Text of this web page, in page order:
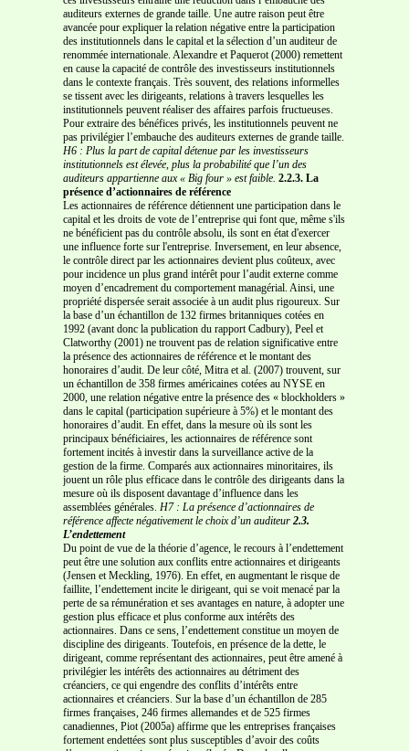
auditeurs externes de grande taille. Une autre raison peut être
avancée pour expliquer la relation négative entre la participation
des institutionnels dans le capital et la sélection d’un auditeur de
renommée internationale. Alexandre et Paquerot (2000) remettent
en cause la capacité de contrôle des investisseurs institutionnels
dans le contexte français. Très souvent, des relations informelles
se tissent avec les dirigeants, relations à travers lesquelles les
institutionnels peuvent réaliser des affaires parfois fructueuses.
Pour extraire des bénéfices privés, les institutionnels peuvent ne
pas privilégier l’embauche des auditeurs externes de grande taille.
H6 : Plus la part de capital détenue par les investisseurs
institutionnels est élevée, plus la probabilité que l’un des
auditeurs appartienne aux « Big four » est faible. 2.2.3. La
présence d’actionnaires de référence
Les actionnaires de référence détiennent une participation dans le
capital et les droits de vote de l’entreprise qui font que, même s'ils
ne bénéficient pas du contrôle absolu, ils sont en état d'exercer
une influence forte sur l'entreprise. Inversement, en leur absence,
le contrôle direct par les actionnaires devient plus coûteux, avec
pour incidence un plus grand intérêt pour l’audit externe comme
moyen d’encadrement du comportement managérial. Ainsi, une
propriété dispersée serait associée à un audit plus rigoureux. Sur
la base d’un échantillon de 132 firmes britanniques cotées en
1992 (avant donc la publication du rapport Cadbury), Peel et
Clatworthy (2001) ne trouvent pas de relation significative entre
la présence des actionnaires de référence et le montant des
honoraires d’audit. De leur côté, Mitra et al. (2007) trouvent, sur
un échantillon de 358 firmes américaines cotées au NYSE en
2000, une relation négative entre la présence des « blockholders »
dans le capital (participation supérieure à 5%) et le montant des
honoraires d’audit. En effet, dans la mesure où ils sont les
principaux bénéficiaires, les actionnaires de référence sont
fortement incités à investir dans la surveillance active de la
gestion de la firme. Comparés aux actionnaires minoritaires, ils
jouent un rôle plus efficace dans le contrôle des dirigeants dans la
mesure où ils disposent davantage d’influence dans les
assemblées générales. H7 : La présence d’actionnaires de
référence affecte négativement le choix d’un auditeur 2.3.
L’endettement
Du point de vue de la théorie d’agence, le recours à l’endettement
peut être une solution aux conflits entre actionnaires et dirigeants
(Jensen et Meckling, 1976). En effet, en augmentant le risque de
faillite, l’endettement incite le dirigeant, qui se voit menacé par la
perte de sa rémunération et ses avantages en nature, à adopter une
gestion plus efficace et plus conforme aux intérêts des
actionnaires. Dans ce sens, l’endettement constitue un moyen de
discipline des dirigeants. Toutefois, en présence de la dette, le
dirigeant, comme représentant des actionnaires, peut être amené à
privilégier les intérêts des actionnaires au détriment des
créanciers, ce qui engendre des conflits d’intérêts entre
actionnaires et créanciers. Sur la base d’un échantillon de 285
firmes françaises, 246 firmes allemandes et de 525 firmes
canadiennes, Piot (2005a) affirme que les entreprises françaises
fortement endettées sont plus susceptibles d’avoir des coûts